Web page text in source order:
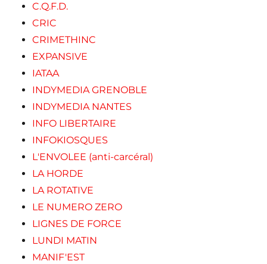
C.Q.F.D.
CRIC
CRIMETHINC
EXPANSIVE
IATAA
INDYMEDIA GRENOBLE
INDYMEDIA NANTES
INFO LIBERTAIRE
INFOKIOSQUES
L'ENVOLEE (anti-carcéral)
LA HORDE
LA ROTATIVE
LE NUMERO ZERO
LIGNES DE FORCE
LUNDI MATIN
MANIF'EST